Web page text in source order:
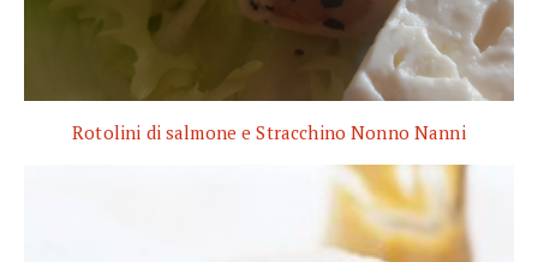
Rotolini di salmone e Stracchino Nonno Nanni